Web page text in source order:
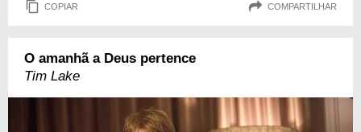
COPIAR COMPARTILHAR
O amanhã a Deus pertence
Tim Lake